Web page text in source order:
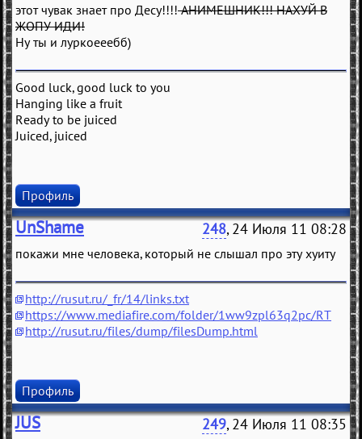
этот чувак знает про Десу!!!!АНИМЕШНИК!!! НАХУЙ В
ЖОПУ ИДИ!
Ну ты и луркоееебб)
Good luck, good luck to you
Hanging like a fruit
Ready to be juiced
Juiced, juiced
Профиль
UnShame 248, 24 Июля 11 08:28
покажи мне человека, который не слышал про эту хуиту
http://rusut.ru/_fr/14/links.txt
https://www.mediafire.com/folder/1ww9zpl63q2pc/RT
http://rusut.ru/files/dump/filesDump.html
Профиль
JUS 249, 24 Июля 11 08:35